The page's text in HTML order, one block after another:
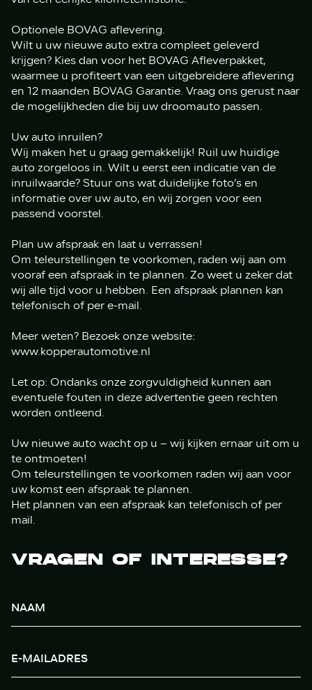
Optionele BOVAG aflevering.
Wilt u uw nieuwe auto extra compleet geleverd
krijgen? Kies dan voor het BOVAG Afleverpakket,
waarmee u profiteert van een uitgebreidere aflevering
en 12 maanden BOVAG Garantie. Vraag ons gerust naar
de mogelijkheden die bij uw droomauto passen.
Uw auto inruilen?
Wij maken het u graag gemakkelijk! Ruil uw huidige
auto zorgeloos in. Wilt u eerst een indicatie van de
inruilwaarde? Stuur ons wat duidelijke foto’s en
informatie over uw auto, en wij zorgen voor een
passend voorstel.
Plan uw afspraak en laat u verrassen!
Om teleurstellingen te voorkomen, raden wij aan om
vooraf een afspraak in te plannen. Zo weet u zeker dat
wij alle tijd voor u hebben. Een afspraak plannen kan
telefonisch of per e-mail.
Meer weten? Bezoek onze website:
www.kopperautomotive.nl
Let op: Ondanks onze zorgvuldigheid kunnen aan
eventuele fouten in deze advertentie geen rechten
worden ontleend.
Uw nieuwe auto wacht op u – wij kijken ernaar uit om u
te ontmoeten!
Om teleurstellingen te voorkomen raden wij aan voor
uw komst een afspraak te plannen.
Het plannen van een afspraak kan telefonisch of per
mail.
VRAGEN OF INTERESSE?